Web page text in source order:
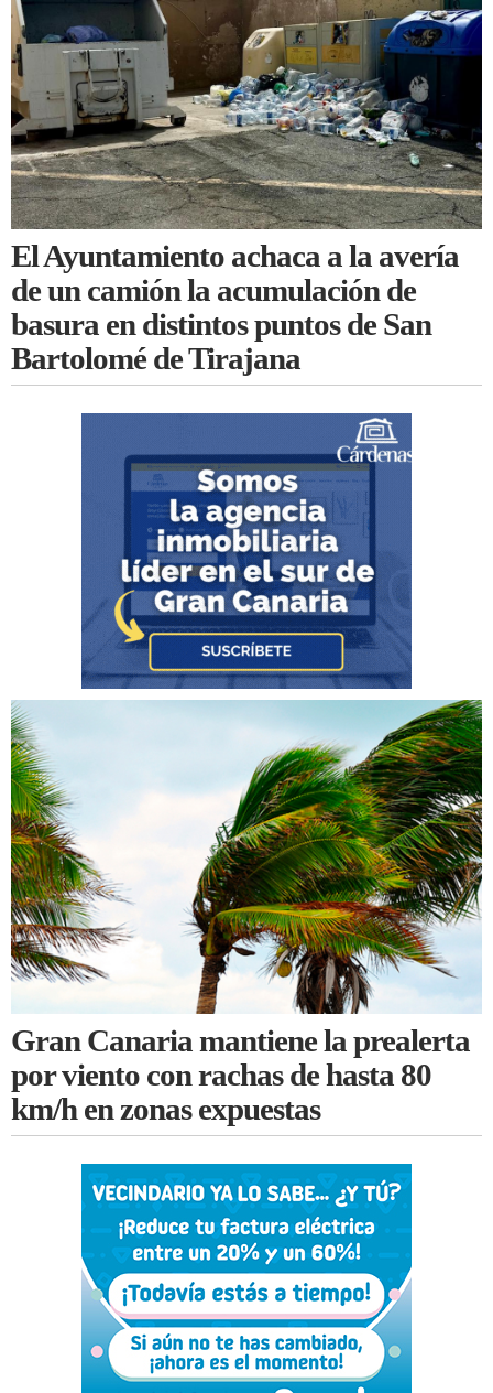
El Ayuntamiento achaca a la avería
de un camión la acumulación de
basura en distintos puntos de San
Bartolomé de Tirajana
Gran Canaria mantiene la prealerta
por viento con rachas de hasta 80
km/h en zonas expuestas